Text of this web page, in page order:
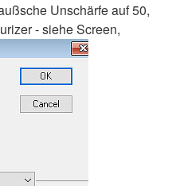
Unschärfe auf 50,
- siehe Screen,